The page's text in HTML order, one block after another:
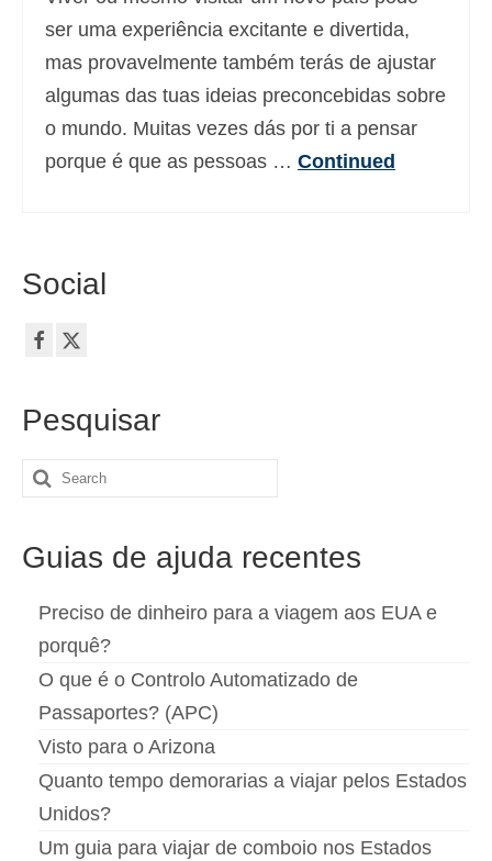
Deutsch(Alemão)
Ελληνικά( Grego)
Magyar(Húngaro)
Slovenčina
Svenska (Sueco )
ser uma experiência excitante e divertida,
mas provavelmente também terás de ajustar
algumas das tuas ideias preconcebidas sobre
o mundo. Muitas vezes dás por ti a pensar
porque é que as pessoas … Continued
Social
Pesquisar
Search
Guias de ajuda recentes
Preciso de dinheiro para a viagem aos EUA e
porquê?
O que é o Controlo Automatizado de
Passaportes? (APC)
Visto para o Arizona
Quanto tempo demorarias a viajar pelos Estados
Unidos?
Um guia para viajar de comboio nos Estados